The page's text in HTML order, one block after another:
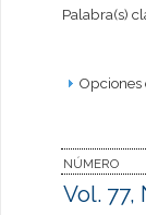
Palabra(s)
Opciones
NÚMERO
Vol. 77,